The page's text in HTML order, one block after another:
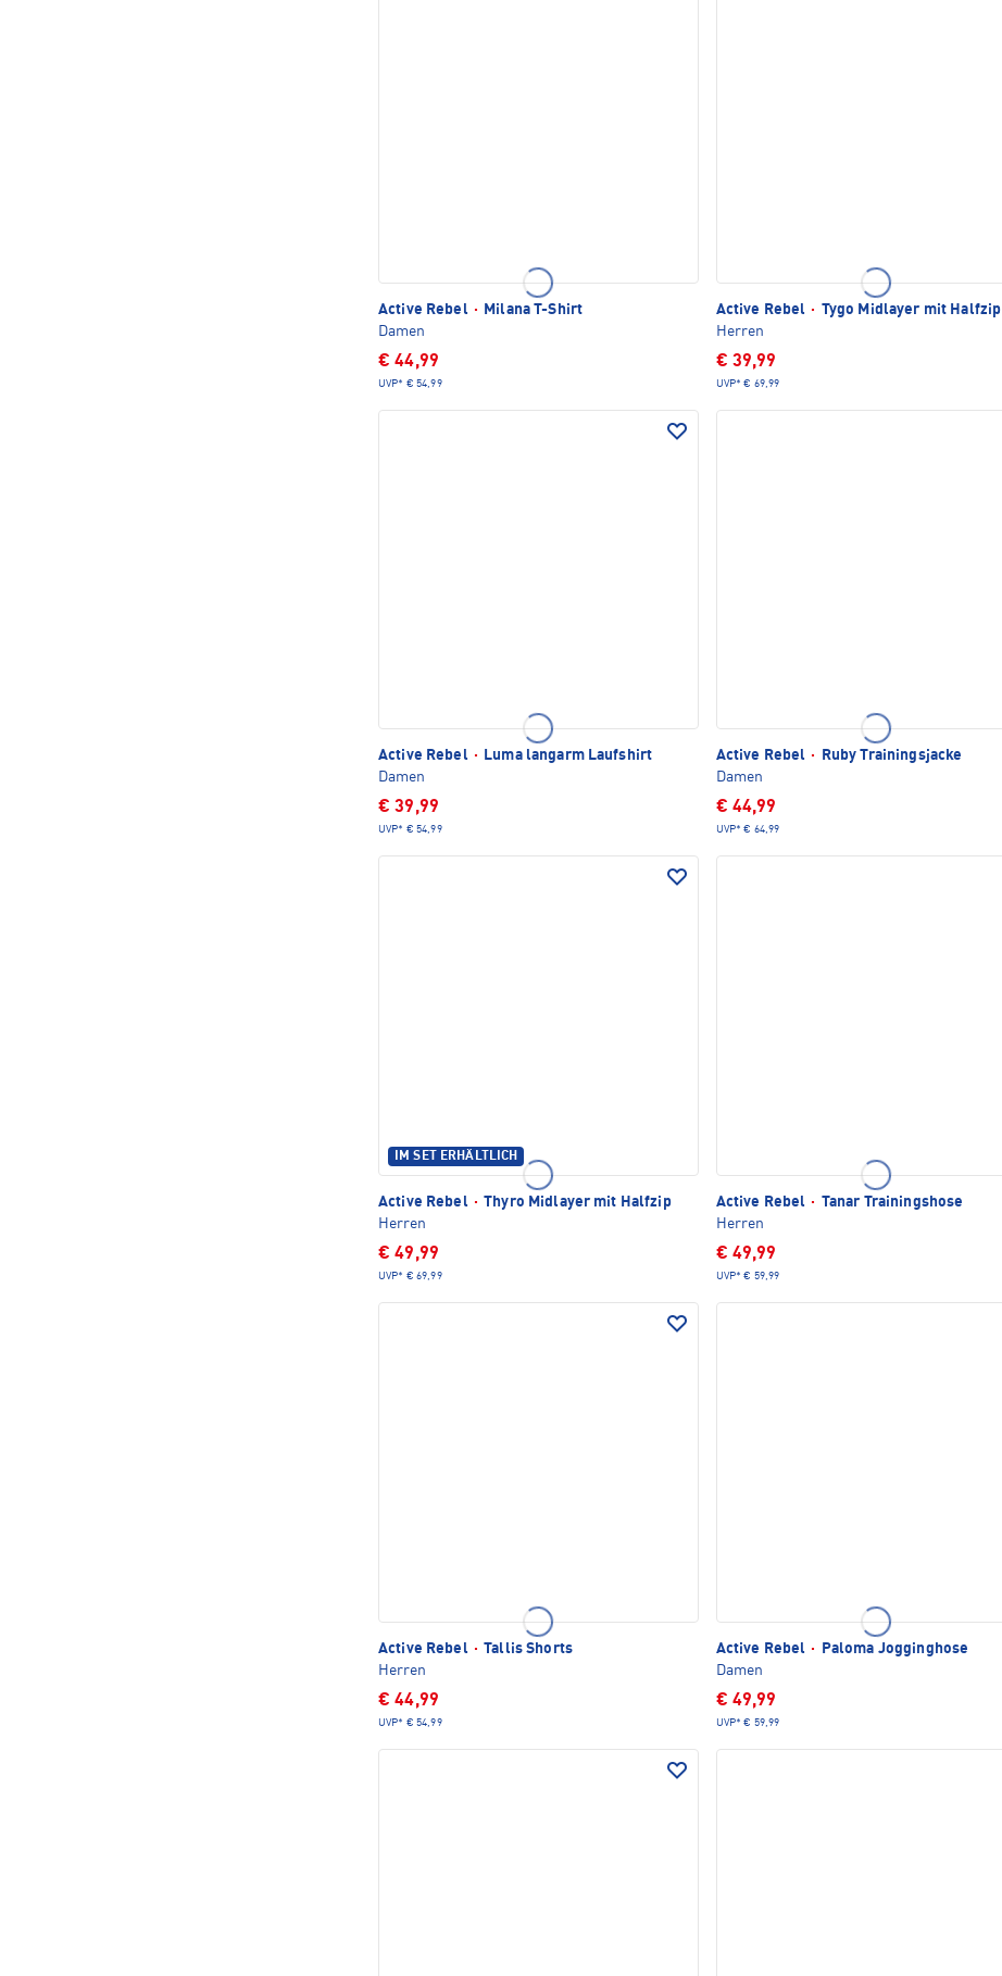
Active Rebel ·
Milana T-Shirt
Damen
€ 44,99
UVP* € 54,99
Active Rebel · Tygo Midlayer mit Halfzip
Herren
€ 39,99
UVP* € 69,99
Active Rebel ·
Luma langarm Laufshirt
Damen
€ 39,99
UVP* € 54,99
Active Rebel ·
Ruby Trainingsjacke
Damen
€ 44,99
UVP* € 64,99
IM SET ERHÄLTLICH
Active Rebel · Thyro Midlayer mit Halfzip
Herren
€ 49,99
UVP* € 69,99
Active Rebel · Tanar Trainingshose
Herren
€ 49,99
UVP* € 59,99
Active Rebel · Tallis Shorts
Herren
€ 44,99
UVP* € 54,99
Active Rebel ·
Paloma Jogginghose
Damen
€ 49,99
UVP* € 59,99